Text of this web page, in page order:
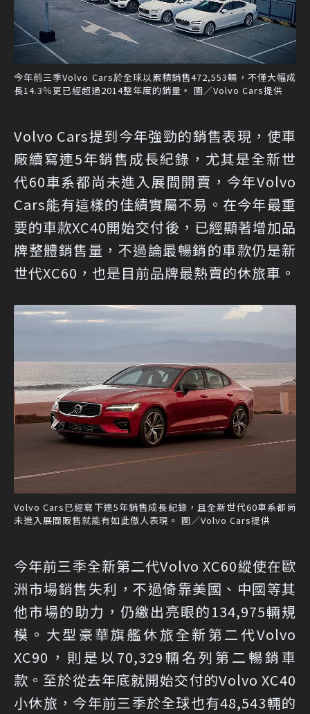
今年前三季Volvo Cars於全球以累積銷售472,553輛，不僅大幅成
長14.3％更已經超過2014整年度的銷量。 圖／Volvo Cars提供
Volvo Cars提到今年強勁的銷售表現，使車
廠續寫連5年銷售成長紀錄，尤其是全新世
代60車系都尚未進入展間開賣，今年Volvo
Cars能有這樣的佳績實屬不易。在今年最重
要的車款XC40開始交付後，已經顯著增加品
牌整體銷售量，不過論最暢銷的車款仍是新
世代XC60，也是目前品牌最熱賣的休旅車。
Volvo Cars已經寫下連5年銷售成長紀錄，且全新世代60車系都尚
未進入展間販售就能有如此傲人表現。 圖／Volvo Cars提供
今年前三季全新第二代Volvo XC60縱使在歐
洲市場銷售失利，不過倚靠美國、中國等其
他市場的助力，仍繳出亮眼的134,975輛規
模。大型豪華旗艦休旅全新第二代Volvo
XC90，則是以70,329輛名列第二暢銷車
款。至於從去年底就開始交付的Volvo XC40
小休旅，今年前三季於全球也有48,543輛的